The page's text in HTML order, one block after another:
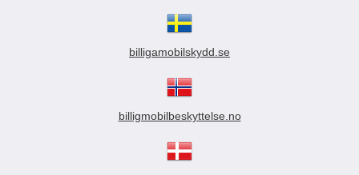
billigamobilskydd.se
billigmobilbeskyttelse.no